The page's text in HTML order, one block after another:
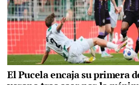
El Pucela encaja su primera